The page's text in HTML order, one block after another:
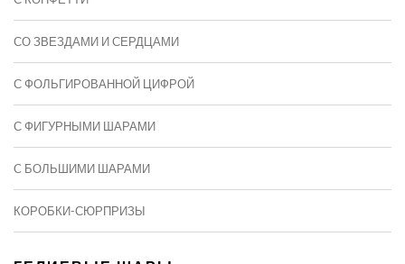
СО ЗВЕЗДАМИ И СЕРДЦАМИ
С ФОЛЬГИРОВАННОЙ ЦИФРОЙ
С ФИГУРНЫМИ ШАРАМИ
C БОЛЬШИМИ ШАРАМИ
КОРОБКИ-СЮРПРИЗЫ